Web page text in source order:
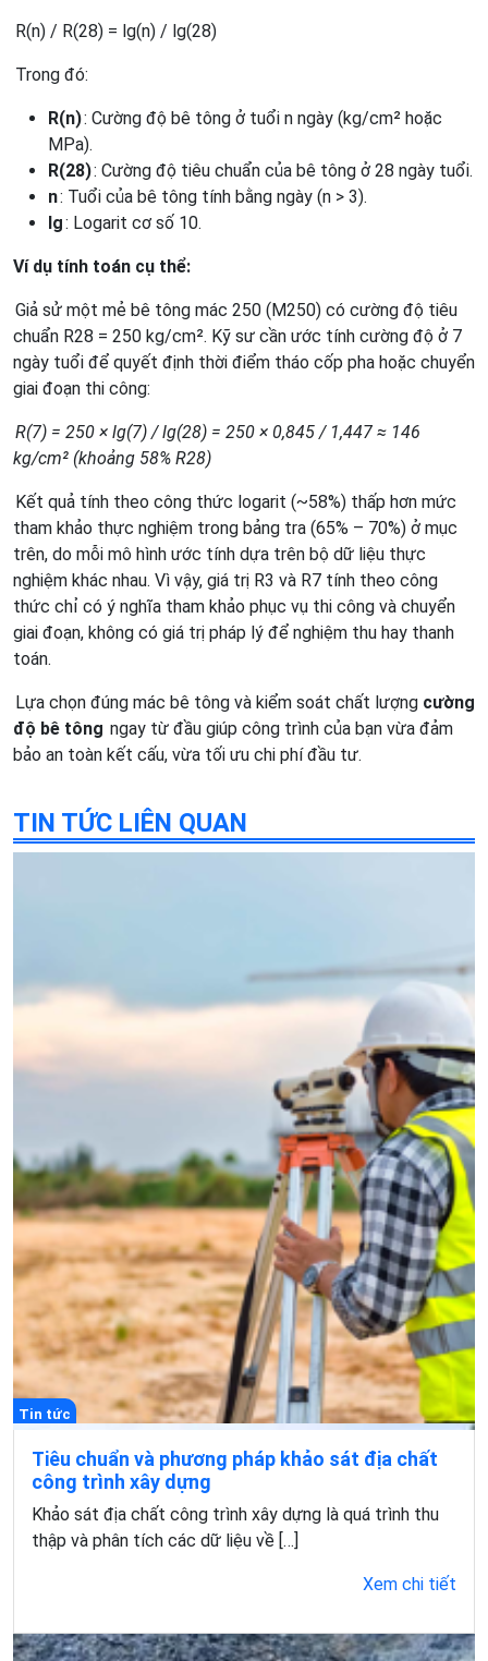
R(n) / R(28) = lg(n) / lg(28)
Trong đó:
R(n): Cường độ bê tông ở tuổi n ngày (kg/cm² hoặc
MPa).
R(28): Cường độ tiêu chuẩn của bê tông ở 28 ngày tuổi.
n: Tuổi của bê tông tính bằng ngày (n > 3).
lg: Logarit cơ số 10.
Ví dụ tính toán cụ thể:
Giả sử một mẻ bê tông mác 250 (M250) có cường độ tiêu
chuẩn R28 = 250 kg/cm². Kỹ sư cần ước tính cường độ ở 7
ngày tuổi để quyết định thời điểm tháo cốp pha hoặc chuyển
giai đoạn thi công:
R(7) = 250 × lg(7) / lg(28) = 250 × 0,845 / 1,447 ≈ 146
kg/cm² (khoảng 58% R28)
Kết quả tính theo công thức logarit (~58%) thấp hơn mức
tham khảo thực nghiệm trong bảng tra (65% – 70%) ở mục
trên, do mỗi mô hình ước tính dựa trên bộ dữ liệu thực
nghiệm khác nhau. Vì vậy, giá trị R3 và R7 tính theo công
thức chỉ có ý nghĩa tham khảo phục vụ thi công và chuyển
giai đoạn, không có giá trị pháp lý để nghiệm thu hay thanh
toán.
Lựa chọn đúng mác bê tông và kiểm soát chất lượng cường
độ bê tông ngay từ đầu giúp công trình của bạn vừa đảm
bảo an toàn kết cấu, vừa tối ưu chi phí đầu tư.
TIN TỨC LIÊN QUAN
Tin tức
Tiêu chuẩn và phương pháp khảo sát địa chất
công trình xây dựng​
Khảo sát địa chất công trình xây dựng là quá trình thu
thập và phân tích các dữ liệu về […]
Xem chi tiết